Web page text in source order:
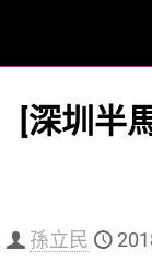
[深圳半
孫立民